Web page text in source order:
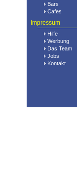
Bars
Cafes
Impressum
Hilfe
Werbung
Das Team
Jobs
Kontakt